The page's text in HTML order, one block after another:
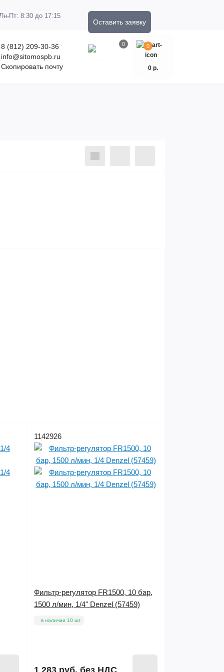
Пт: 8:30 до 17:15
Оставить заявку
8 (812) 209-30-36
info@sitomospb.ru
Скопировать почту
0 0
0 р.
1142926
Фильтр-регулятор FR1500, 10 бар,
1500 л/мин, 1/4" Denzel (57459)
в наличии 10 шт.
1 283 руб. без НДС